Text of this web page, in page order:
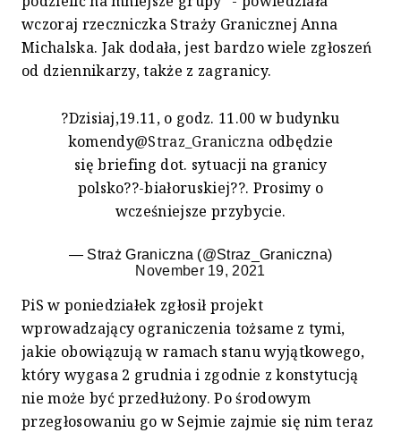
wczoraj rzeczniczka Straży Granicznej Anna
Michalska. Jak dodała, jest bardzo wiele zgłoszeń
od dziennikarzy, także z zagranicy.
?Dzisiaj,19.11, o godz. 11.00 w budynku
komendy@Straz_Graniczna odbędzie
się briefing dot. sytuacji na granicy
polsko??-białoruskiej??. Prosimy o
wcześniejsze przybycie.
— Straż Graniczna (@Straz_Graniczna)
November 19, 2021
PiS w poniedziałek zgłosił projekt
wprowadzający ograniczenia tożsame z tymi,
jakie obowiązują w ramach stanu wyjątkowego,
który wygasa 2 grudnia i zgodnie z konstytucją
nie może być przedłużony. Po środowym
przegłosowaniu go w Sejmie zajmie się nim teraz